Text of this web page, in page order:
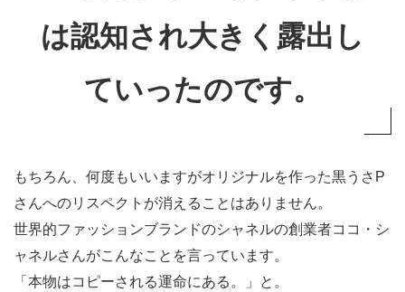
性」は
い
ティ
スト
以外
のク
リエ
は認知され大きく露出し
ていったのです。
もちろん、何度もいいますがオリジナルを作った黒うさP
さんへのリスペクトが消えることはありません。
世界的ファッションブランドのシャネルの創業者ココ・シ
ャネルさんがこんなことを言っています。
「本物はコピーされる運命にある。」と。